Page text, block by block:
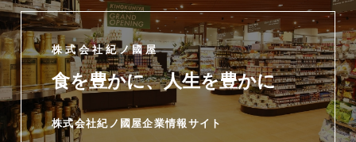
株式会社紀ノ國屋
食を豊かに、人生を豊かに
株式会社紀ノ國屋企業情報サイト